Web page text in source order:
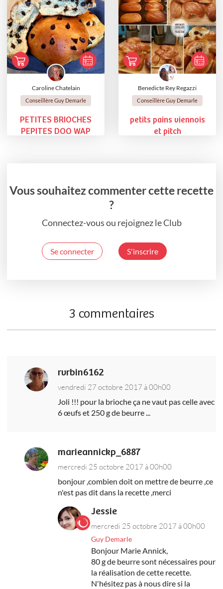
Caroline Chatelain
Conseillère Guy Demarle
PETITES BRIOCHES
PEPITES DOO WAP
Benedicte Rey Regazzi
Conseillère Guy Demarle
petits pains viennois
et pitch
Vous souhaitez commenter cette recette
?
Connectez-vous ou rejoignez le Club
Se connecter S'inscrire
3 commentaires
rvrbin6162
vendredi 27 octobre 2017 à 00h00
Joli !!! pour la brioche ça ne vaut pas celle avec
6 œufs et 250 g de beurre ...
marieannickp_6887
mercredi 25 octobre 2017 à 00h00
bonjour ,combien doit on mettre de beurre ,ce
n'est pas dit dans la recette ,merci
Jessie
mercredi 25 octobre 2017 à 00h00
Guy Demarle
Bonjour Marie Annick,
80 g de beurre sont nécessaires pour
la réalisation de cette recette.
N'hésitez pas à nous dire si la